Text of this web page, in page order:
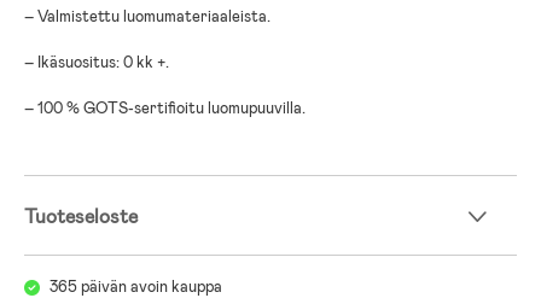
– Valmistettu luomumateriaaleista.
– Ikäsuositus: 0 kk +.
– 100 % GOTS-sertifioitu luomupuuvilla.
Tuoteseloste
365 päivän avoin kauppa